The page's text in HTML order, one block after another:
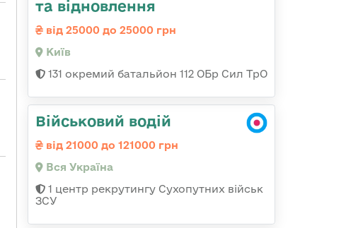
та відновлення
від 25000 до 25000 грн
Київ
131 окремий батальйон 112 ОБр Сил ТрО
Військовий водій
від 21000 до 121000 грн
Вся Україна
1 центр рекрутингу Сухопутних військ
ЗСУ